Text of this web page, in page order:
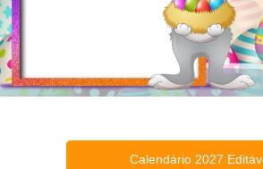
Calendário 2027